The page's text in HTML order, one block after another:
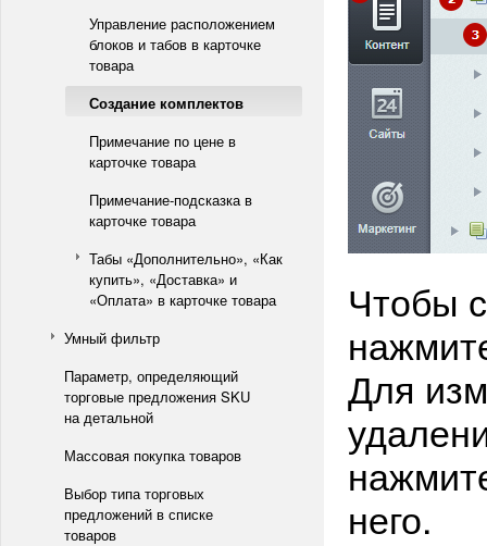
Управление расположением
блоков и табов в карточке
товара
Создание комплектов
Примечание по цене в
карточке товара
Примечание-подсказка в
карточке товара
Табы «Дополнительно», «Как
купить», «Доставка» и
«Оплата» в карточке товара
Умный фильтр
Параметр, определяющий
торговые предложения SKU
на детальной
Массовая покупка товаров
Выбор типа торговых
предложений в списке
товаров
Чтобы
Для
него.